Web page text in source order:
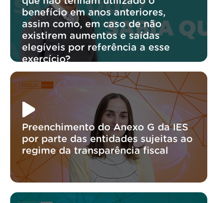
benefício em anos anteriores,
assim como, em caso de não
existirem aumentos e saídas
elegíveis por referência a esse
exercício?
Preenchimento do Anexo G da IES
por parte das entidades sujeitas ao
regime da transparência fiscal